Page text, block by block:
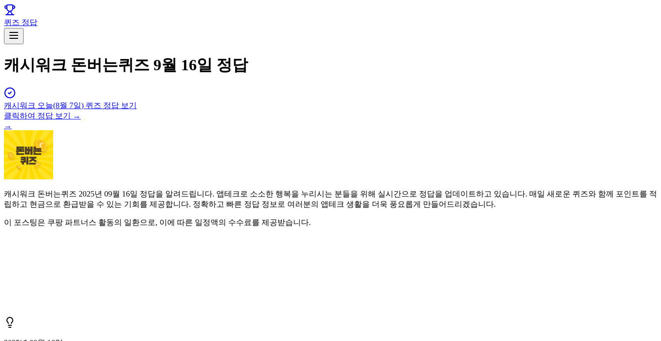
퀴즈 정답
캐시워크 돈버는퀴즈 9월 16일 정답
캐시워크 오늘(8월 7일) 퀴즈 정답 보기
클릭하여 정답 보기 →
→
캐시워크 돈버는퀴즈 2025년 09월 16일 정답을 알려드립니다. 앱테크로 소소한 행복을 누리시는 분들을 위해 실시간으로 정답을 업데이트하고 있습니다. 매일 새로운 퀴즈와 함께 포인트를 적
립하고 현금으로 환급받을 수 있는 기회를 제공합니다. 정확하고 빠른 정답 정보로 여러분의 앱테크 생활을 더욱 풍요롭게 만들어드리겠습니다.
이 포스팅은 쿠팡 파트너스 활동의 일환으로, 이에 따른 일정액의 수수료를 제공받습니다.